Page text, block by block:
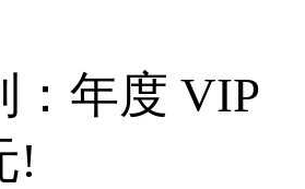
：年度 VIP
!